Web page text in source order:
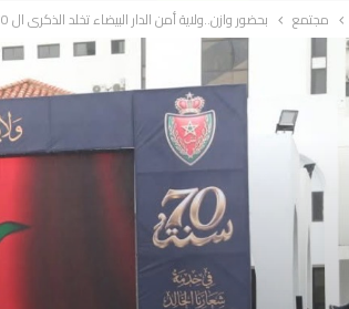
مجتمع بحضور وازن..ولاية أمن الدار البيضاء تخلد الذكرى ال 70 لتأسيس المديرية العامة للأمن الوطني